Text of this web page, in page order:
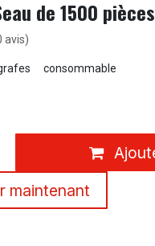
de 1500 pièces
avis)
consommable
maintenant